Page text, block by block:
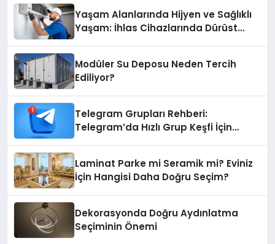
Yaşam Alanlarında Hijyen ve Sağlıklı
Yaşam: İhlas Cihazlarında Dürüst
Modüler Su Deposu Neden Tercih
Ediliyor?
Telegram Grupları Rehberi:
Telegram’da Hızlı Grup Keşfi İçin
Laminat Parke mi Seramik mi? Eviniz
İçin Hangisi Daha Doğru Seçim?
Dekorasyonda Doğru Aydınlatma
Seçiminin Önemi